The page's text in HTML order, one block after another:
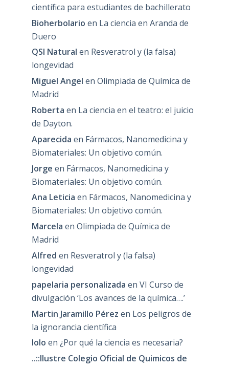
científica para estudiantes de bachillerato
Bioherbolario en La ciencia en Aranda de
Duero
QSI Natural en Resveratrol y (la falsa)
longevidad
Miguel Angel en Olimpiada de Química de
Madrid
Roberta en La ciencia en el teatro: el juicio
de Dayton.
Aparecida en Fármacos, Nanomedicina y
Biomateriales: Un objetivo común.
Jorge en Fármacos, Nanomedicina y
Biomateriales: Un objetivo común.
Ana Leticia en Fármacos, Nanomedicina y
Biomateriales: Un objetivo común.
Marcela en Olimpiada de Química de
Madrid
Alfred en Resveratrol y (la falsa)
longevidad
papelaria personalizada en VI Curso de
divulgación ‘Los avances de la química….’
Martin Jaramillo Pérez en Los peligros de
la ignorancia científica
lolo en ¿Por qué la ciencia es necesaria?
..::Ilustre Colegio Oficial de Quimicos de